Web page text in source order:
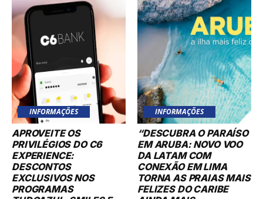
INFORMAÇÕES
APROVEITE OS
PRIVILÉGIOS DO C6
EXPERIENCE:
DESCONTOS
EXCLUSIVOS NOS
PROGRAMAS
INFORMAÇÕES
“DESCUBRA O PARAÍSO
EM ARUBA: NOVO VOO
DA LATAM COM
CONEXÃO EM LIMA
TORNA AS PRAIAS MAIS
FELIZES DO CARIBE